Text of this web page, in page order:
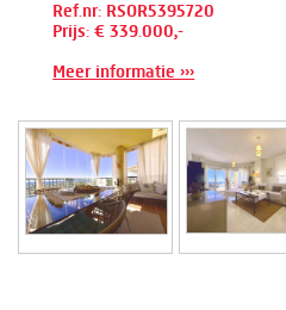
Ref.nr: RSOR5395720
Prijs: € 339.000,-
Meer informatie ›››